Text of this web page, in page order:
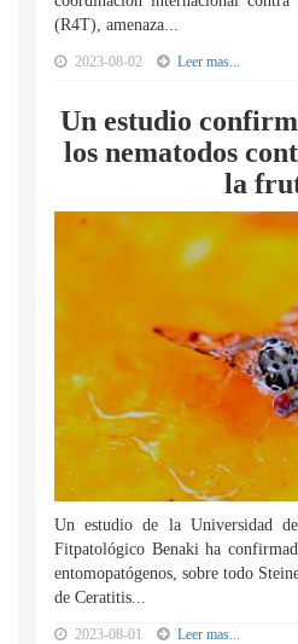
(R4T), amenaza...
2023-08-02 Leer mas...
Un estudio
los nematodos
la
Un estudio de la Universidad
Fitpatológico Benaki ha
entomopatógenos, sobre todo
de Ceratitis...
2023-08-01 Leer mas...